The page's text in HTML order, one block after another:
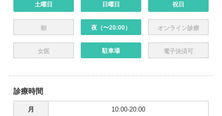
土曜日 日曜日 祝日
朝 夜（〜20:00） オンライン診療
女医 駐車場 電子決済可
診療時間
月 10:00-20:00